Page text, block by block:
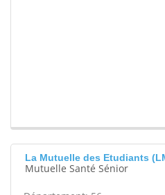
La Mutuelle des Etudiants
Mutuelle Santé Sénior